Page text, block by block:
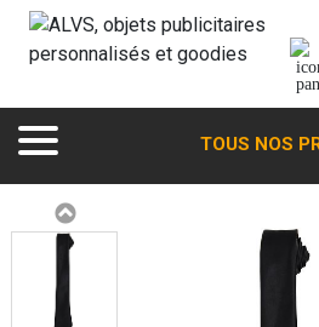
TOUS NOS